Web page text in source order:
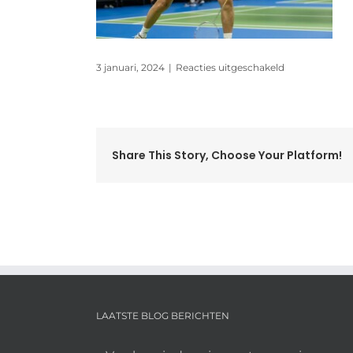
3 januari, 2024 | Reacties uitgeschakeld
Share This Story, Choose Your Platform!
LAATSTE BLOG BERICHTEN